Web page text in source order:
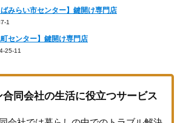
みらい市センター】鍵開け専門店
1
センター】鍵開け専門店
25-11
合同会社の生活に役立つサービス